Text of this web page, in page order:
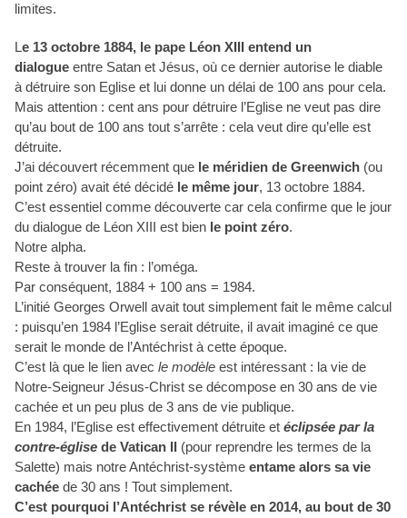
limites.
Le 13 octobre 1884, le pape Léon XIII entend un
dialogue entre Satan et Jésus, où ce dernier autorise le diable
à détruire son Eglise et lui donne un délai de 100 ans pour cela.
Mais attention : cent ans pour détruire l’Eglise ne veut pas dire
qu’au bout de 100 ans tout s’arrête : cela veut dire qu’elle est
détruite.
J’ai découvert récemment que le méridien de Greenwich (ou
point zéro) avait été décidé le même jour, 13 octobre 1884.
C’est essentiel comme découverte car cela confirme que le jour
du dialogue de Léon XIII est bien le point zéro.
Notre alpha.
Reste à trouver la fin : l’oméga.
Par conséquent, 1884 + 100 ans = 1984.
L’initié Georges Orwell avait tout simplement fait le même calcul
: puisqu’en 1984 l’Eglise serait détruite, il avait imaginé ce que
serait le monde de l’Antéchrist à cette époque.
C’est là que le lien avec le modèle est intéressant : la vie de
Notre-Seigneur Jésus-Christ se décompose en 30 ans de vie
cachée et un peu plus de 3 ans de vie publique.
En 1984, l’Eglise est effectivement détruite et éclipsée par la
contre-église de Vatican II (pour reprendre les termes de la
Salette) mais notre Antéchrist-système entame alors sa vie
cachée de 30 ans ! Tout simplement.
C’est pourquoi l’Antéchrist se révèle en 2014, au bout de 30